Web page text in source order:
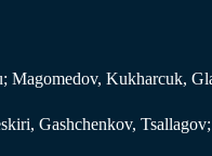
Kukharcuk,
Gashchenkov,